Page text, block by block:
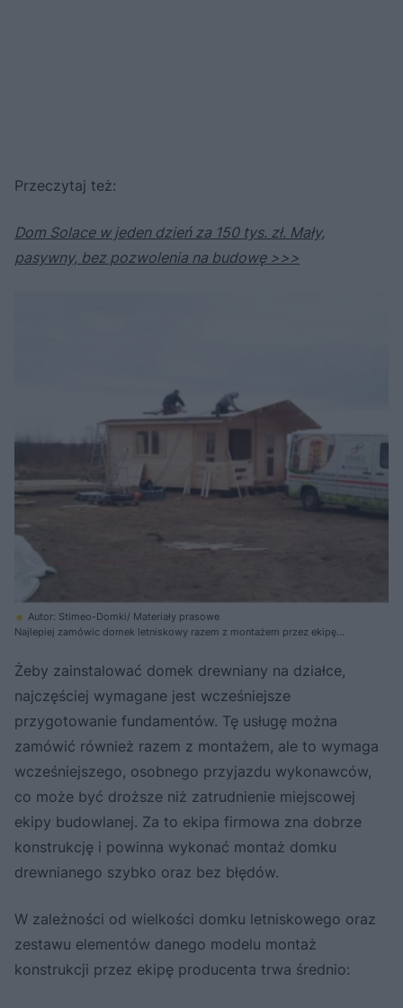
Przeczytaj też:
Dom Solace w jeden dzień za 150 tys. zł. Mały,
pasywny, bez pozwolenia na budowę >>>
Autor: Stimeo-Domki/ Materiały prasowe
Najlepiej zamówic domek letniskowy razem z montażem przez ekipę
złożą
Żeby zainstalować domek drewniany na działce,
najczęściej wymagane jest wcześniejsze
przygotowanie fundamentów. Tę usługę można
zamówić również razem z montażem, ale to wymaga
wcześniejszego, osobnego przyjazdu wykonawców,
co może być droższe niż zatrudnienie miejscowej
ekipy budowlanej. Za to ekipa firmowa zna dobrze
konstrukcję i powinna wykonać montaż domku
drewnianego szybko oraz bez błędów.
W zależności od wielkości domku letniskowego oraz
zestawu elementów danego modelu montaż
konstrukcji przez ekipę producenta trwa średnio: